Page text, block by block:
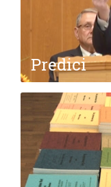
Predici